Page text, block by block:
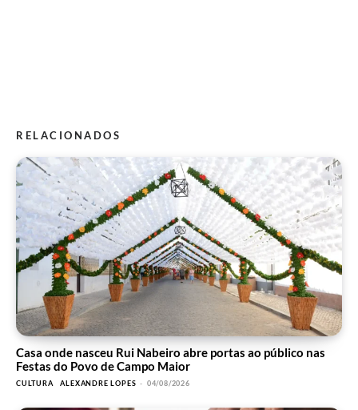
RELACIONADOS
Casa onde nasceu Rui Nabeiro abre portas ao público nas
Festas do Povo de Campo Maior
CULTURA ALEXANDRE LOPES - 04/08/2026